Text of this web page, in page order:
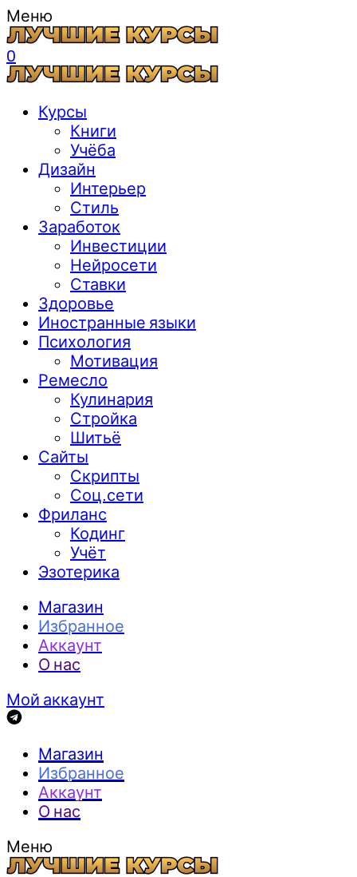
Меню
0
Курсы
Книги
Учёба
Дизайн
Интерьер
Стиль
Заработок
Инвестиции
Нейросети
Ставки
Здоровье
Иностранные языки
Психология
Мотивация
Ремесло
Кулинария
Стройка
Шитьё
Сайты
Скрипты
Соц.сети
Фриланс
Кодинг
Учёт
Эзотерика
Магазин
Избранное
Аккаунт
О нас
Мой аккаунт
Магазин
Избранное
Аккаунт
О нас
Меню